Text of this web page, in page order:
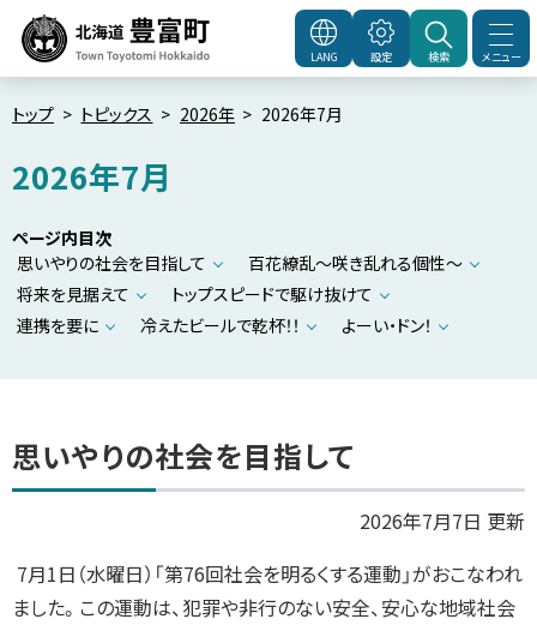
へ
メ
ュ
へ
北海道豊富町Town
メニュー
LANG 設定 検索
トップ トピックス 2026年 2026年7月
2026年7月
ページ内目次
思いやりの社会を目指して
百花繚乱～咲き乱れる個性～
将来を見据えて
トップスピードで駆け抜けて
連携を要に
冷えたビールで乾杯！！ よーい・ドン！
思いやりの社会を目指して
2026年7月7日 更新
7月1日（水曜日）「第76回社会を明るくする運動」がおこなわれ
ました。この運動は、犯罪や非行のない安全、安心な地域社会